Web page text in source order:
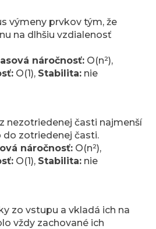
výmeny prvkov tým, že
na dlhšiu vzdialenosť
náročnosť: O(n²),
O(1), Stabilita: nie
nezotriedenej časti najmenší
do zotriedenej časti.
náročnosť: O(n²),
O(1), Stabilita: nie
zo vstupu a vkladá ich na
vždy zachované ich